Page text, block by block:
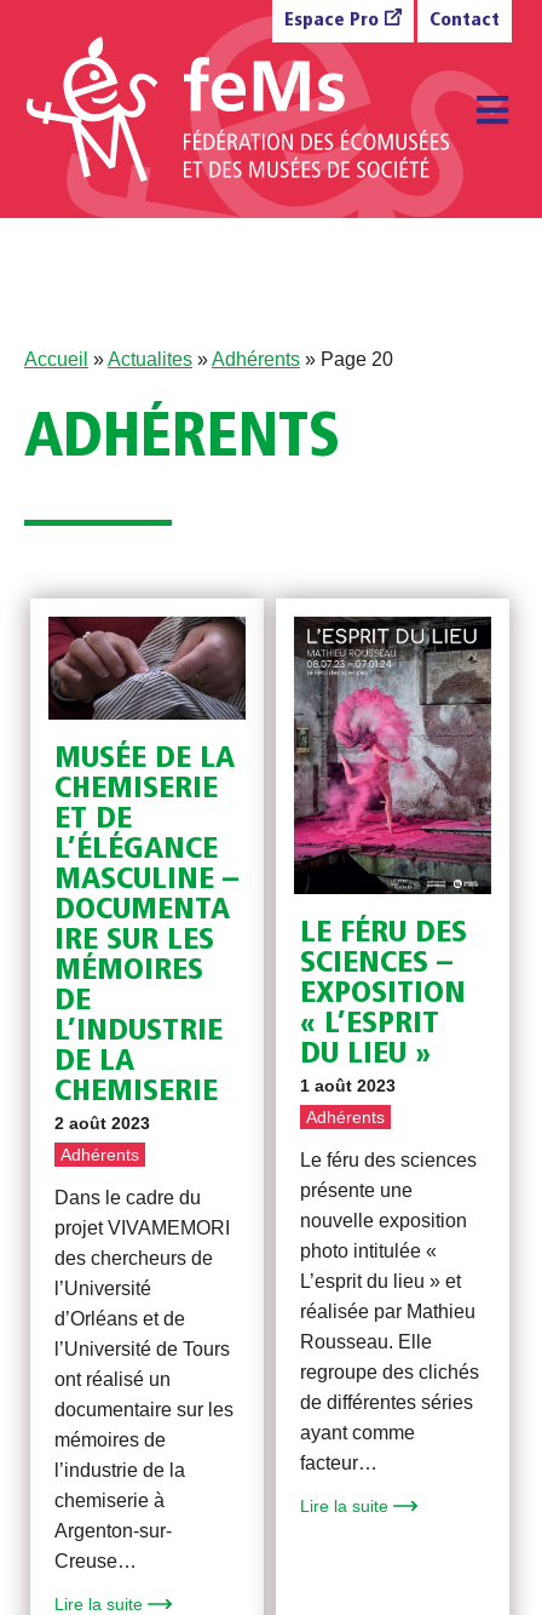
Espace Pro Contact
Accueil »Actualites »Adhérents » Page 20
ADHÉRENTS
MUSÉE DE LA
CHEMISERIE
ET DE
L’ÉLÉGANCE
MASCULINE –
DOCUMENTA
IRE SUR LES
MÉMOIRES
DE
L’INDUSTRIE
DE LA
CHEMISERIE
2 août 2023
Adhérents
Dans le cadre du
projet VIVAMEMORI
des chercheurs de
l’Université
d’Orléans et de
l’Université de Tours
ont réalisé un
documentaire sur les
mémoires de
l’industrie de la
chemiserie à
Argenton-sur-
Creuse…
Lire la suite
LE FÉRU DES
SCIENCES –
EXPOSITION
« L’ESPRIT
DU LIEU »
1 août 2023
Adhérents
Le féru des sciences
présente une
nouvelle exposition
photo intitulée «
L’esprit du lieu » et
réalisée par Mathieu
Rousseau. Elle
regroupe des clichés
de différentes séries
ayant comme
facteur…
Lire la suite